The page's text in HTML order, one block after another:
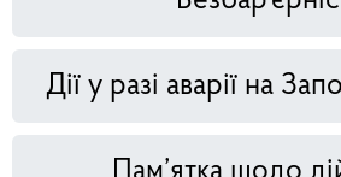
Дії у разі аварії на